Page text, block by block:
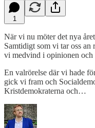
1
När vi nu möter det nya
Samtidigt som vi tar oss
vi medvind i opinionen och
En valrörelse där vi hade
gick vi fram och
Kristdemokraterna och…